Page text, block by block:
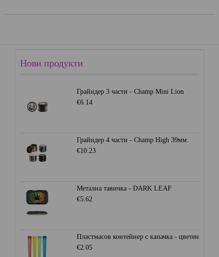
Нови продукти
Грайндер 3 части - Champ Mini Lion
€6.14
Грайндер 4 части - Champ High 39мм.
€10.23
Метална тавичка - DARK LEAF
€5.62
Пластмасов контейнер с капачка - цветен
€2.05